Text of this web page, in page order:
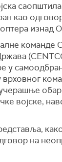
саопштила
као
изнад
команде
у
војске,
на